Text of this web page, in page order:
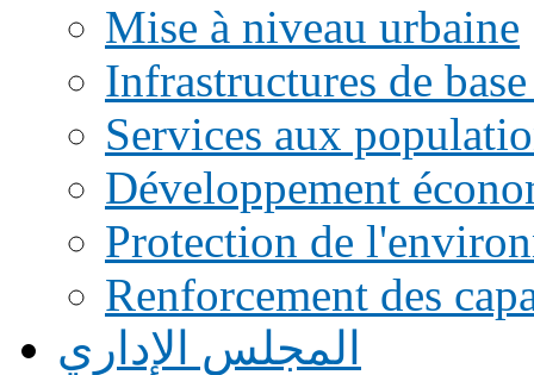
Mise à niveau urbaine
Infrastructures de
Services aux
Développement
Protection de
Renforcement des
المجلس الإداري